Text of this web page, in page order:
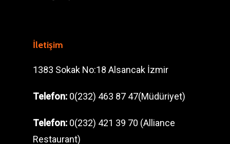
İletişim
1383 Sokak No:18 Alsancak İzmir
Telefon: 0(232) 463 87 47(Müdüriyet)
Telefon: 0(232) 421 39 70 (Alliance
Restaurant)